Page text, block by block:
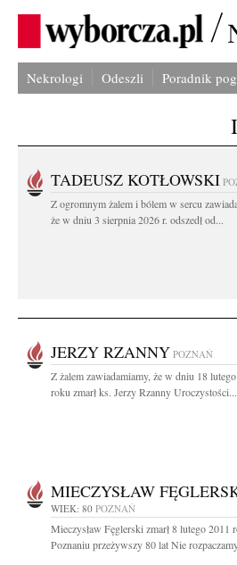
Nekrologi Odeszli Poradnik
TADEUSZ KOTŁOWSKI
Z ogromnym żalem i bólem w sercu
że w dniu 3 sierpnia 2026 r. odszedł od...
JERZY RZANNY POZNAŃ
Z żalem zawiadamiamy, że w dniu 18
roku zmarł ks. Jerzy Rzanny Uroczystości...
MIECZYSŁAW
WIEK: 80 POZNAŃ
Mieczysław Fęglerski zmarł 8 lutego 2011
Poznaniu przeżywszy 80 lat Nie